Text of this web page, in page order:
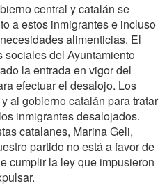
central y catalán se
a estos inmigrantes e incluso
alimenticias. El
sociales del Ayuntamiento
la entrada en vigor del
efectuar el desalojo. Los
al gobierno catalán para tratar
inmigrantes desalojados.
catalanes, Marina Geli,
partido no está a favor de
cumplir la ley que impusieron